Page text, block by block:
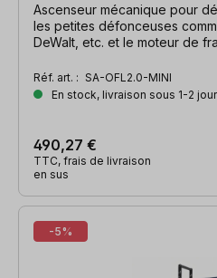
Ascenseur mécanique pour
les petites défonceuses
DeWalt, etc. et le moteur de fraisage
Réf. art. : SA-OFL2.0-MINI
En stock, livraison sous 1-2
490,27 €
TTC, frais de livraison
en sus
-5%